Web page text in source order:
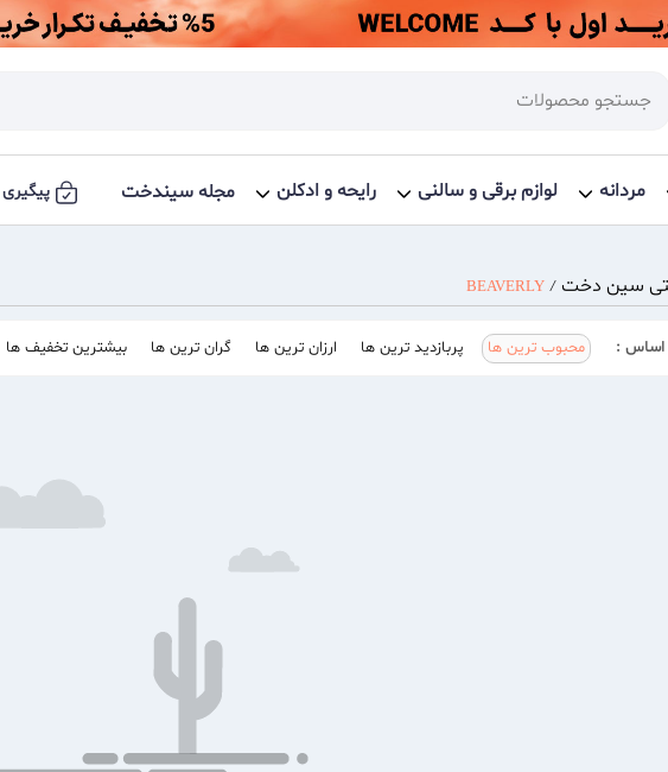
مردانه لوازم برقی و سالنی رایحه و ادکلن مجله سیندخت
سین دخت /
BEAVERLY
اساس : محبوب ترین ها پربازدید ترین ها ارزان ترین ها گران ترین ها بیشترین تخفیف ها